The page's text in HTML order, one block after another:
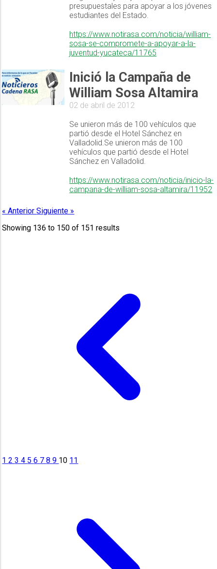
presupuestales para apoyar a los jóvenes
estudiantes del Estado.
https://www.notirasa.com/noticia/william-
sosa-se-compromete-a-apoyar-a-la-
juventud-yucateca/11765
Inició la Campaña de
William Sosa Altamira
02 de abril de 2012
Se unieron más de 100 vehículos que
partió desde el Hotel Sánchez en
Valladolid.Se unieron más de 100
vehículos que partió desde el Hotel
Sánchez en Valladolid.
https://www.notirasa.com/noticia/inicio-la-
campana-de-william-sosa-altamira/11952
« AnteriorSiguiente »
Showing 136 to 150 of 151 results
1234 56 789 10 11